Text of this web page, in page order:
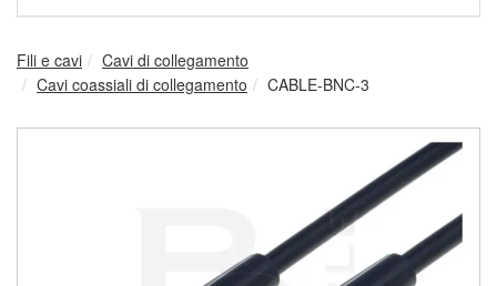
Fili e cavi
Cavi di collegamento
Cavi coassiali di collegamento
CABLE-BNC-3